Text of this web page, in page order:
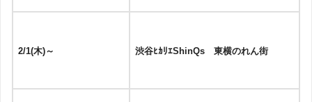
2/1(木)～ 渋谷ﾋｶﾘｴShinQs 東横のれん街